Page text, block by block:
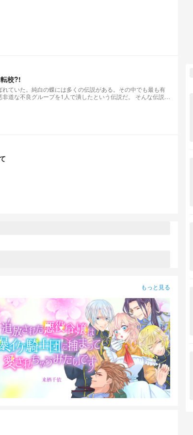
校?!
ていた。純白の蝶には多くの伝説がある。その中でも最も有
な不良グループを1人で潰したという伝説だ。 そんな伝説を
もっと見る